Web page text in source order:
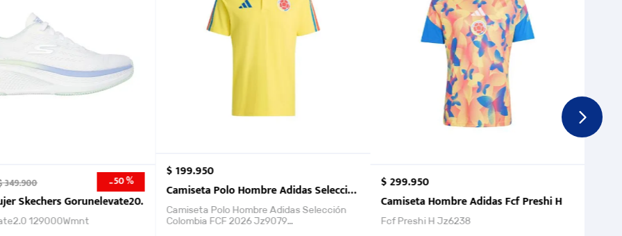
2026
349.900 -50 %
Skechers Gorunelevate20.
129000Wmnt
$199.950
Camiseta Polo Hombre Adidas Selección Colombia FCF 2026.
Camiseta Polo Hombre Adidas Selección
Colombia FCF 2026 Jz9079
$299.950
Camiseta Hombre Adidas Fcf Preshi H
Fcf Preshi H Jz6238